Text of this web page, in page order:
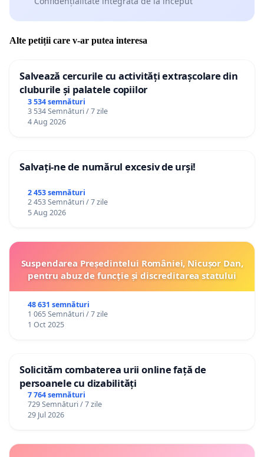
Alte petiții care v-ar putea interesa
Salvează cercurile cu activități extrașcolare din
cluburile și palatele copiilor
3 534 semnături
3 534 Semnături / 7 zile
4 Aug 2026
Salvați-ne de numărul excesiv de urși!
2 453 semnături
2 453 Semnături / 7 zile
5 Aug 2026
Suspendarea Președintelui României, Nicușor Dan,
pentru abuz de funcție și discreditarea statului
48 631 semnături
1 065 Semnături / 7 zile
1 Oct 2025
Solicităm combaterea urii online față de
persoanele cu dizabilități
7 764 semnături
729 Semnături / 7 zile
29 Jul 2026